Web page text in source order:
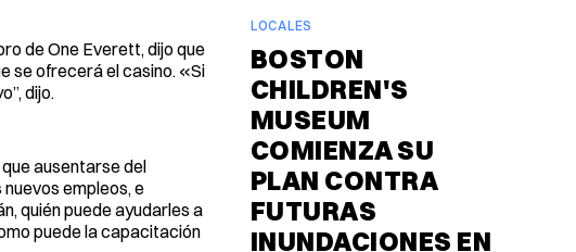
de One Everett, dijo que
se ofrecerá el casino. «Si
dijo.
ausentarse del
empleos, e
quién puede ayudarles a
puede la capacitación
LOCALES
BOSTON
CHILDREN'S
MUSEUM
COMIENZA SU
PLAN CONTRA
FUTURAS
INUNDACIONES EN